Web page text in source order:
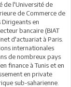
de l'Université de
de Commerce de
Dirigeants en
bancaire (BIAT
d'actuariat à Paris.
internationales
de nombreux pays
finance à Tunis et en
en private
sub-saharienne.